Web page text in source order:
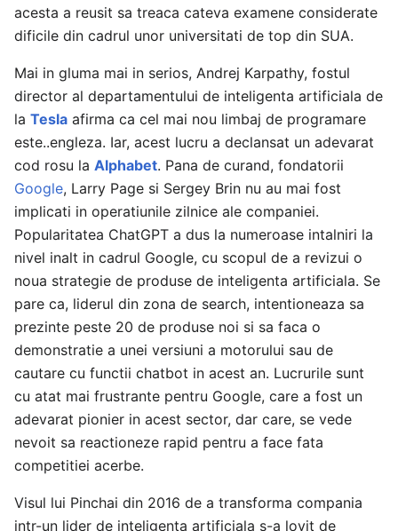
acesta a reusit sa treaca cateva examene considerate
dificile din cadrul unor universitati de top din SUA.
Mai in gluma mai in serios, Andrej Karpathy, fostul
director al departamentului de inteligenta artificiala de
la Tesla afirma ca cel mai nou limbaj de programare
este..engleza. Iar, acest lucru a declansat un adevarat
cod rosu la Alphabet. Pana de curand, fondatorii
Google, Larry Page si Sergey Brin nu au mai fost
implicati in operatiunile zilnice ale companiei.
Popularitatea ChatGPT a dus la numeroase intalniri la
nivel inalt in cadrul Google, cu scopul de a revizui o
noua strategie de produse de inteligenta artificiala. Se
pare ca, liderul din zona de search, intentioneaza sa
prezinte peste 20 de produse noi si sa faca o
demonstratie a unei versiuni a motorului sau de
cautare cu functii chatbot in acest an. Lucrurile sunt
cu atat mai frustrante pentru Google, care a fost un
adevarat pionier in acest sector, dar care, se vede
nevoit sa reactioneze rapid pentru a face fata
competitiei acerbe.
Visul lui Pinchai din 2016 de a transforma compania
intr-un lider de inteligenta artificiala s-a lovit de